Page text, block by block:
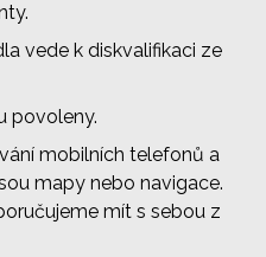
vede k diskvalifikaci ze
povoleny.
mobilních telefonů a
mapy nebo navigace.
mít s sebou z